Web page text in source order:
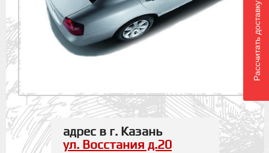
адрес в г. Казань
ул. Восстания д.20
Рассчитать доставку